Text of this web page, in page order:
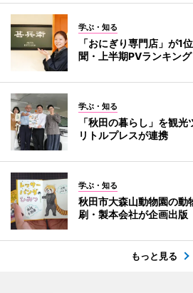
学ぶ・知る
「おにぎり専門店」が
聞・上半期PVランキング
学ぶ・知る
「秋田の暮らし」を観
リトルプレスが連携
学ぶ・知る
秋田市大森山動物園の
刷・製本会社が企画出版
もっと見る